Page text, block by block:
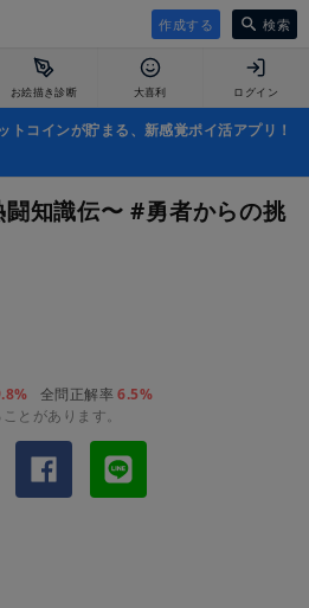
作成する 検索
お絵描き診断 大喜利 ログイン
コインが貯まる、新感覚ポイ活アプリ！
知識伝〜 #勇者からの挑
全問正解率6.5%
とがあります。